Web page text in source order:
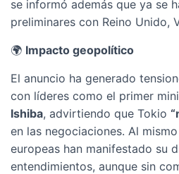
se informó además que ya se
preliminares con Reino Unido,
🌍 Impacto geopolítico
El anuncio ha generado
con líderes como el primer
Ishiba, advirtiendo que Tokio
en las negociaciones. Al
europeas han manifestado su
entendimientos, aunque sin